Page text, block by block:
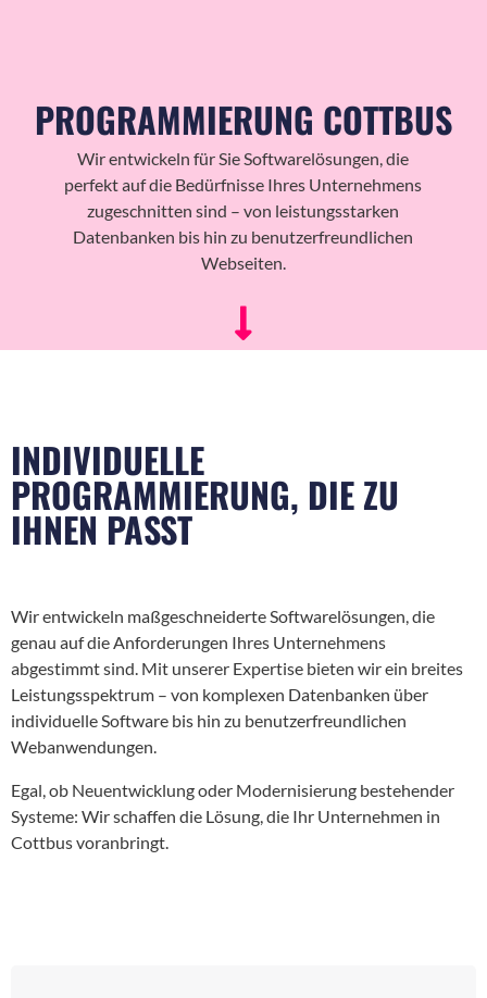
PROGRAMMIERUNG COTTBUS
Wir entwickeln für Sie Softwarelösungen, die
perfekt auf die Bedürfnisse Ihres Unternehmens
zugeschnitten sind – von leistungsstarken
Datenbanken bis hin zu benutzerfreundlichen
Webseiten.
INDIVIDUELLE
PROGRAMMIERUNG, DIE ZU
IHNEN PASST
Wir entwickeln maßgeschneiderte Softwarelösungen, die
genau auf die Anforderungen Ihres Unternehmens
abgestimmt sind. Mit unserer Expertise bieten wir ein breites
Leistungsspektrum – von komplexen Datenbanken über
individuelle Software bis hin zu benutzerfreundlichen
Webanwendungen.
Egal, ob Neuentwicklung oder Modernisierung bestehender
Systeme: Wir schaffen die Lösung, die Ihr Unternehmen in
Cottbus voranbringt.